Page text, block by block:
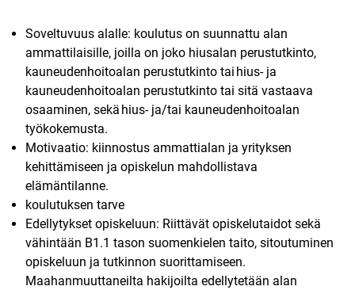
Soveltuvuus alalle: koulutus on suunnattu alan
ammattilaisille, joilla on joko hiusalan perustutkinto,
kauneudenhoitoalan perustutkinto tai hius- ja
kauneudenhoitoalan perustutkinto tai sitä vastaava
osaaminen, sekä hius- ja/tai kauneudenhoitoalan
työkokemusta.
Motivaatio: kiinnostus ammattialan ja yrityksen
kehittämiseen ja opiskelun mahdollistava
elämäntilanne.
koulutuksen tarve
Edellytykset opiskeluun: Riittävät opiskelutaidot sekä
vähintään B1.1 tason suomenkielen taito, sitoutuminen
opiskeluun ja tutkinnon suorittamiseen.
Maahanmuuttaneilta hakijoilta edellytetään alan